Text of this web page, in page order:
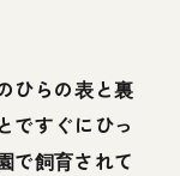
ひらの表と裏
ですぐにひっ
で飼育されて